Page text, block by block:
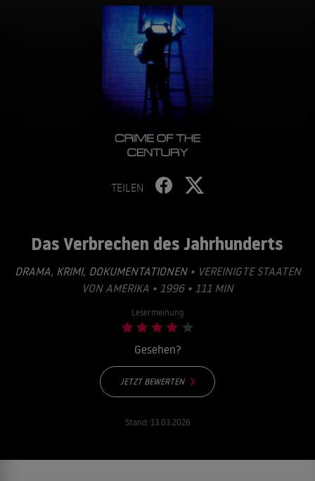
TEILEN
Das Verbrechen des Jahrhunderts
DRAMA, KRIMI, DOKUMENTATIONEN• VEREINIGTE STAATEN
VON AMERIKA • 1996 • 111 MIN
Lesermeinung
Gesehen?
JETZT BEWERTEN
Stand: 13.03.2026